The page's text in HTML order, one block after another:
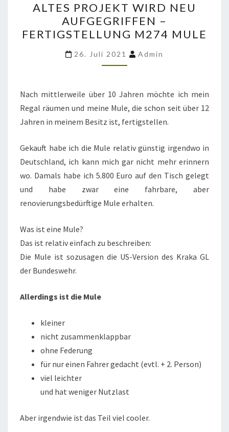
PROJEKT
WIRD
NEU
AUFGEGRIFFEN
–
M274
MULE
ALTES PROJEKT WIRD NEU
AUFGEGRIFFEN –
FERTIGSTELLUNG M274 MULE
26. Juli 2021 Admin
Nach mittlerweile über 10 Jahren möchte ich mein
Regal räumen und meine Mule, die schon seit über 12
Jahren in meinem Besitz ist, fertigstellen.
Gekauft habe ich die Mule relativ günstig irgendwo in
Deutschland, ich kann mich gar nicht mehr erinnern
wo. Damals habe ich 5.800 Euro auf den Tisch gelegt
und habe zwar eine fahrbare, aber
renovierungsbedürftige Mule erhalten.
Was ist eine Mule?
Das ist relativ einfach zu beschreiben:
Die Mule ist sozusagen die US-Version des Kraka GL
der Bundeswehr.
Allerdings ist die Mule
kleiner
nicht zusammenklappbar
ohne Federung
für nur einen Fahrer gedacht (evtl. + 2. Person)
viel leichter
und hat weniger Nutzlast
Aber irgendwie ist das Teil viel cooler.